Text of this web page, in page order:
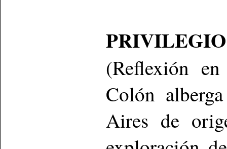
(Reflexión
Colón
Aires de